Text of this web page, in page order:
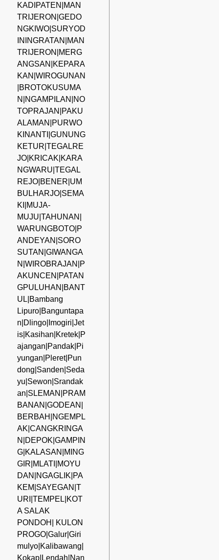
KADIPATEN|MAN
TRIJERON|GEDO
NGKIWO|SURYOD
ININGRATAN|MAN
TRIJERON|MERG
ANGSAN|KEPARA
KAN|WIROGUNAN
|BROTOKUSUMA
N|NGAMPILAN|NO
TOPRAJAN|PAKU
ALAMAN|PURWO
KINANTI|GUNUNG
KETUR|TEGALRE
JO|KRICAK|KARA
NGWARU|TEGAL
REJO|BENER|UM
BULHARJO|SEMA
KI|MUJA-
MUJU|TAHUNAN|
WARUNGBOTO|P
ANDEYAN|SORO
SUTAN|GIWANGA
N|WIROBRAJAN|P
AKUNCEN|PATAN
GPULUHAN|BANT
UL|Bambang
Lipuro|Banguntapa
n|Dlingo|Imogiri|Jet
is|Kasihan|Kretek|P
ajangan|Pandak|Pi
yungan|Pleret|Pun
dong|Sanden|Seda
yu|Sewon|Srandak
an|SLEMAN|PRAM
BANAN|GODEAN|
BERBAH|NGEMPL
AK|CANGKRINGA
N|DEPOK|GAMPIN
G|KALASAN|MING
GIR|MLATI|MOYU
DAN|NGAGLIK|PA
KEM|SAYEGAN|T
URI|TEMPEL|KOT
A SALAK
PONDOH| KULON
PROGO|Galur|Giri
mulyo|Kalibawang|
Kokap|Lendah|Nan